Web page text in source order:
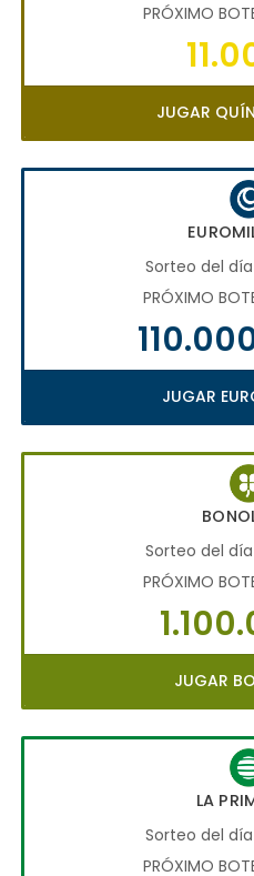
PRÓXIMO
JUGAR
Sorteo del
PRÓXIMO
JUGAR
Sorteo del
PRÓXIMO
JUGAR
LA
Sorteo del
PRÓXIMO